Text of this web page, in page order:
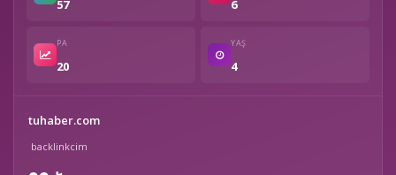
57 6
PA
20
YAŞ
4
tuhaber.com
backlinkcim